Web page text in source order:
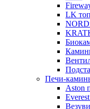
LK
Печи-
Aston